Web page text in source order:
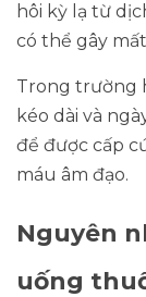
hôi kỳ lạ từ
có thể gây
Trong trường
kéo dài và
để được cấp
máu âm đạo.
Nguyên
uống